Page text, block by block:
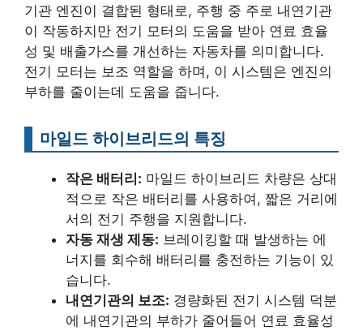
기관 엔진이 결합된 형태로, 주행 중 주로 내연기관
이 작동하지만 전기 모터의 도움을 받아 연료 효율
성 및 배출가스를 개선하는 자동차를 의미합니다.
전기 모터는 보조 역할을 하며, 이 시스템은 엔진의
부하를 줄이는데 도움을 줍니다.
마일드 하이브리드의 특징
작은 배터리: 마일드 하이브리드 차량은 상대
적으로 작은 배터리를 사용하여, 짧은 거리에
서의 전기 주행을 지원합니다.
자동 재생 제동: 브레이킹할 때 발생하는 에
너지를 회수해 배터리를 충전하는 기능이 있
습니다.
내연기관의 보조: 경량화된 전기 시스템 덕분
에 내연기관의 부하가 줄어들어 연료 효율성